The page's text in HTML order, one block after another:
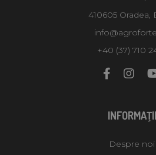
410605 Oradea,
+40 (37) 710
INFORMAŢII
Despre noi